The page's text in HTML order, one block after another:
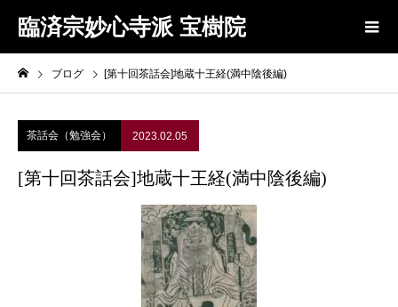
臨済宗妙心寺派 宝樹院
ブログ [第十回茶話会]地蔵十王経(満中陰後編)
茶話会（勉強会） 2023.02.05
[第十回茶話会]地蔵十王経(満中陰後編)